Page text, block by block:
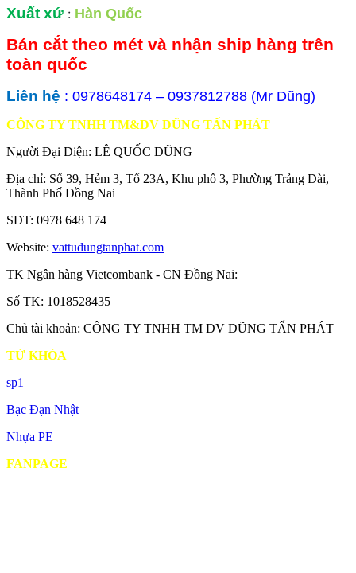
Xuất xứ : Hàn Quốc
Bán cắt theo mét và nhận ship hàng trên
toàn quốc
Liên hệ : 0978648174 – 0937812788 (Mr Dũng)
CÔNG TY TNHH TM&DV DŨNG TẤN PHÁT
Người Đại Diện: LÊ QUỐC DŨNG
Địa chỉ: Số 39, Hẻm 3, Tổ 23A, Khu phố 3, Phường Trảng Dài,
Thành Phố Đồng Nai
SĐT: 0978 648 174
Website: vattudungtanphat.com
TK Ngân hàng Vietcombank - CN Đồng Nai:
Số TK: 1018528435
Chủ tài khoản: CÔNG TY TNHH TM DV DŨNG TẤN PHÁT
TỪ KHÓA
sp1
Bạc Đạn Nhật
Nhựa PE
FANPAGE